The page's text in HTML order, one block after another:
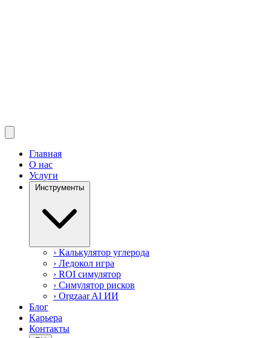
Главная
О нас
Услуги
› Калькулятор углерода
› Ледокол игра
› ROI симулятор
› Симулятор рисков
› Orgzaar AI ИИ
Блог
Карьера
Контакты